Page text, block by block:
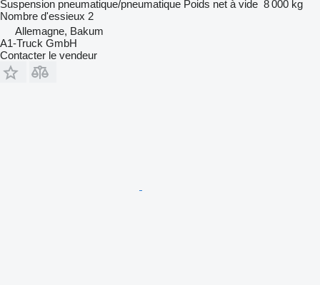
Suspension pneumatique/pneumatique Poids net à vide 8 000 kg
Nombre d'essieux 2
Allemagne, Bakum
A1-Truck GmbH
Contacter le vendeur